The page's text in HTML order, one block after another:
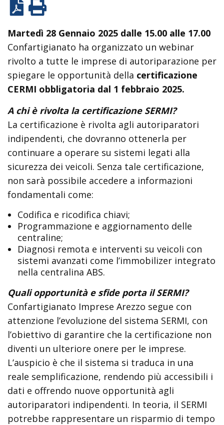
Martedì 28 Gennaio 2025 dalle 15.00 alle 17.00
Confartigianato ha organizzato un webinar
rivolto a tutte le imprese di autoriparazione per
spiegare le opportunità della certificazione
CERMI obbligatoria dal 1 febbraio 2025.
A chi è rivolta la certificazione SERMI?
La certificazione è rivolta agli autoriparatori
indipendenti, che dovranno ottenerla per
continuare a operare su sistemi legati alla
sicurezza dei veicoli. Senza tale certificazione,
non sarà possibile accedere a informazioni
fondamentali come:
Codifica e ricodifica chiavi;
Programmazione e aggiornamento delle
centraline;
Diagnosi remota e interventi su veicoli con
sistemi avanzati come l’immobilizer integrato
nella centralina ABS.
Quali opportunità e sfide porta il SERMI?
Confartigianato Imprese Arezzo segue con
attenzione l’evoluzione del sistema SERMI, con
l’obiettivo di garantire che la certificazione non
diventi un ulteriore onere per le imprese.
L’auspicio è che il sistema si traduca in una
reale semplificazione, rendendo più accessibili i
dati e offrendo nuove opportunità agli
autoriparatori indipendenti. In teoria, il SERMI
potrebbe rappresentare un risparmio di tempo